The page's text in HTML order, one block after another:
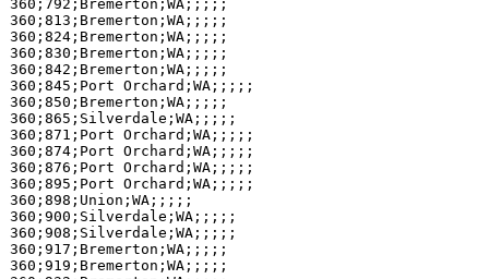
360;792;Bremerton;WA;;;;;
360;813;Bremerton;WA;;;;;
360;824;Bremerton;WA;;;;;
360;830;Bremerton;WA;;;;;
360;842;Bremerton;WA;;;;;
360;845;Port Orchard;WA;;;;;
360;850;Bremerton;WA;;;;;
360;865;Silverdale;WA;;;;;
360;871;Port Orchard;WA;;;;;
360;874;Port Orchard;WA;;;;;
360;876;Port Orchard;WA;;;;;
360;895;Port Orchard;WA;;;;;
360;898;Union;WA;;;;;
360;900;Silverdale;WA;;;;;
360;908;Silverdale;WA;;;;;
360;917;Bremerton;WA;;;;;
360;919;Bremerton;WA;;;;;